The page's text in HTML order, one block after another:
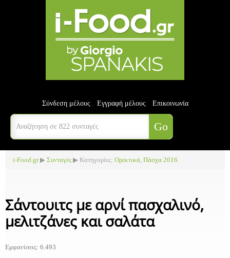
Σύνδεση μέλους Εγγραφή μέλους Επικοινωνία
i-Food.gr▶ Συνταγές ▶ Κατηγορίες: Ορεκτικά, Πάσχα 2016
Σάντουιτς με αρνί πασχαλινό,
μελιτζάνες και σαλάτα
Εμφανίσεις: 6.493